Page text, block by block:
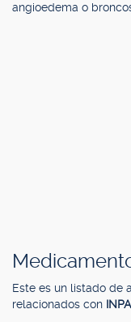
angioedema o
Este es un listado de
relacionados con